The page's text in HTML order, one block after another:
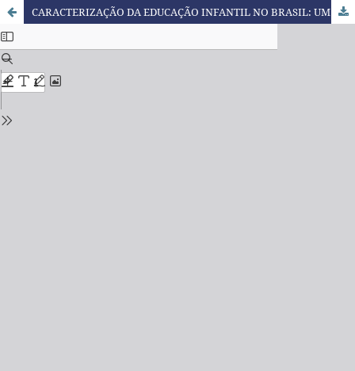
CARACTERIZAÇÃO DA EDUCAÇÃO INFANTIL NO BRASIL: UM ESTUDO A PARTIR DOS DADOS DO CENSO DA EDUCAÇÃO BÁSICA